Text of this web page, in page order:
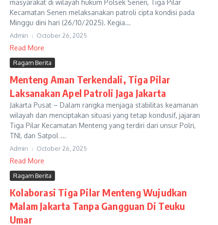
masyarakat di wilayah hukum Polsek Senen, Tiga Pilar
Kecamatan Senen melaksanakan patroli cipta kondisi pada
Minggu dini hari (26/10/2025). Kegia...
Admin October 26, 2025
Read More
Ragam Berita
Menteng Aman Terkendali, Tiga Pilar
Laksanakan Apel Patroli Jaga Jakarta
Jakarta Pusat – Dalam rangka menjaga stabilitas keamanan
wilayah dan menciptakan situasi yang tetap kondusif, jajaran
Tiga Pilar Kecamatan Menteng yang terdiri dari unsur Polri,
TNI, dan Satpol ...
Admin October 26, 2025
Read More
Ragam Berita
Kolaborasi Tiga Pilar Menteng Wujudkan
Malam Jakarta Tanpa Gangguan Di Teuku
Umar